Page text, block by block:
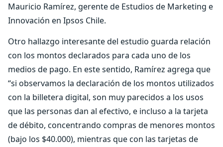
Mauricio Ramírez, gerente de Estudios de Marketing e
Innovación en Ipsos Chile.
Otro hallazgo interesante del estudio guarda relación
con los montos declarados para cada uno de los
medios de pago. En este sentido, Ramírez agrega que
“si observamos la declaración de los montos utilizados
con la billetera digital, son muy parecidos a los usos
que las personas dan al efectivo, e incluso a la tarjeta
de débito, concentrando compras de menores montos
(bajo los $40.000), mientras que con las tarjetas de